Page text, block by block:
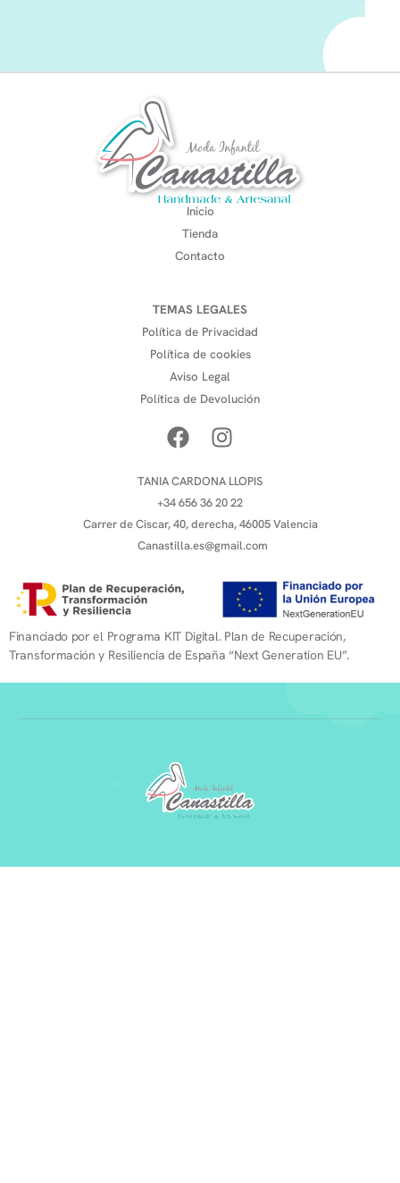
Inicio
Tienda
Contacto
TEMAS LEGALES
Política de Privacidad
Política de cookies
Aviso Legal
Política de Devolución
TANIA CARDONA LLOPIS
+34 656 36 20 22
Carrer de Ciscar, 40, derecha, 46005 Valencia
Canastilla.es@gmail.com
Financiado por el Programa KIT Digital. Plan de Recuperación,
Transformación y Resiliencia de España “Next Generation EU”.